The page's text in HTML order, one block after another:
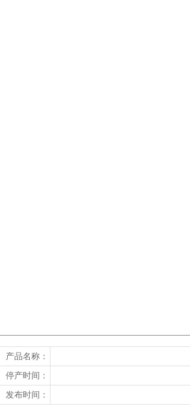
产品名称：
停产时间：
发布时间：